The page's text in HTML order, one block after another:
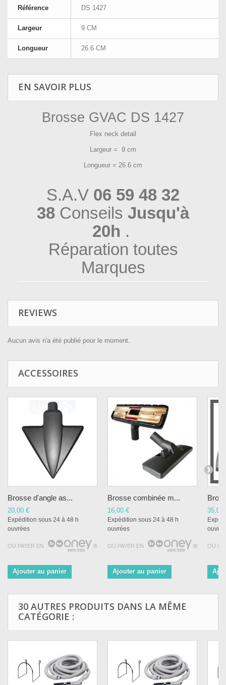
Référence DS 1427
Largeur 9 CM
Longueur 26.6 CM
EN SAVOIR PLUS
Brosse GVAC DS 1427
Flex neck detail
Largeur = 9 cm
Longueur = 26.6 cm
S.A.V 06 59 48 32
38 Conseils Jusqu'à
20h .
Réparation toutes
Marques
REVIEWS
Aucun avis n'a été publié pour le moment.
ACCESSOIRES
Brosse d'angle as...
20,00 €
Expédition sous 24 à 48 h
ouvrées
OU PAYER EN
Ajouter au panier
Brosse combinée m...
16,00 €
Expédition sous 24 à 48 h
ouvrées
OU PAYER EN
Ajouter au panier
35,00
OU
30 AUTRES PRODUITS DANS LA MÊME
CATÉGORIE :